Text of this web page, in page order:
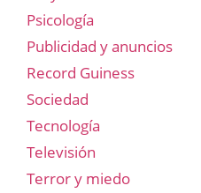
Psicología
Publicidad y anuncios
Record Guiness
Sociedad
Tecnología
Televisión
Terror y miedo